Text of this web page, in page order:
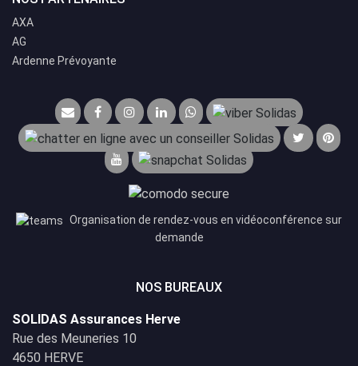
AXA
AG
Ardenne Prévoyante
Organisation de rendez-vous en vidéoconférence sur
demande
NOS BUREAUX
SOLIDAS Assurances Herve
Rue des Meuneries 10
4650 HERVE